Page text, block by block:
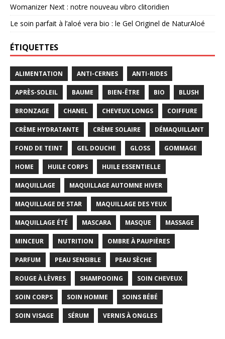
Womanizer Next : notre nouveau vibro clitoridien
Le soin parfait à l’aloé vera bio : le Gel Originel de NaturAloé
ÉTIQUETTES
ALIMENTATION ANTI-CERNES ANTI-RIDES
APRÈS-SOLEIL BAUME BIEN-ÊTRE BIO BLUSH
BRONZAGE CHANEL CHEVEUX LONGS COIFFURE
CRÈME HYDRATANTE CRÈME SOLAIRE DÉMAQUILLANT
FOND DE TEINT GEL DOUCHE GLOSS GOMMAGE
HOME HUILE CORPS HUILE ESSENTIELLE
MAQUILLAGE MAQUILLAGE AUTOMNE HIVER
MAQUILLAGE DE STAR MAQUILLAGE DES YEUX
MAQUILLAGE ÉTÉ MASCARA MASQUE MASSAGE
MINCEUR NUTRITION OMBRE À PAUPIÈRES
PARFUM PEAU SENSIBLE PEAU SÈCHE
ROUGE À LÈVRES SHAMPOOING SOIN CHEVEUX
SOIN CORPS SOIN HOMME SOINS BÉBÉ
SOIN VISAGE SÉRUM VERNIS À ONGLES